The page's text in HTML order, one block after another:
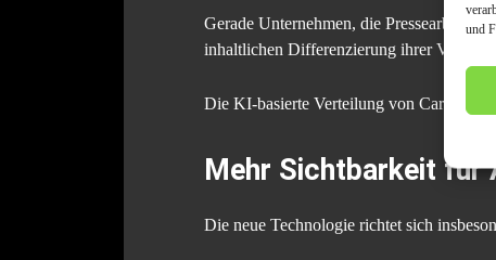
und
Gerade Unternehmen, die Pressearbeit
inhaltlichen Differenzierung ihrer
Die KI-basierte Verteilung von CarPR.de
Mehr Sichtbarkeit für
Die neue Technologie richtet sich